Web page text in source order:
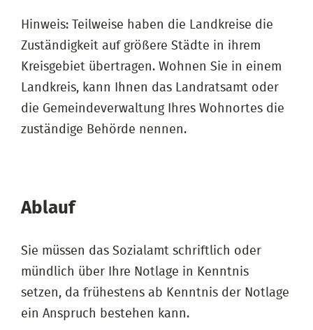
Hinweis: Teilweise haben die Landkreise die
Zuständigkeit auf größere Städte in ihrem
Kreisgebiet übertragen. Wohnen Sie in einem
Landkreis, kann Ihnen das Landratsamt oder
die Gemeindeverwaltung Ihres Wohnortes die
zuständige Behörde nennen.
Ablauf
Sie müssen das Sozialamt schriftlich oder
mündlich über Ihre Notlage in Kenntnis
setzen, da frühestens ab Kenntnis der Notlage
ein Anspruch bestehen kann.